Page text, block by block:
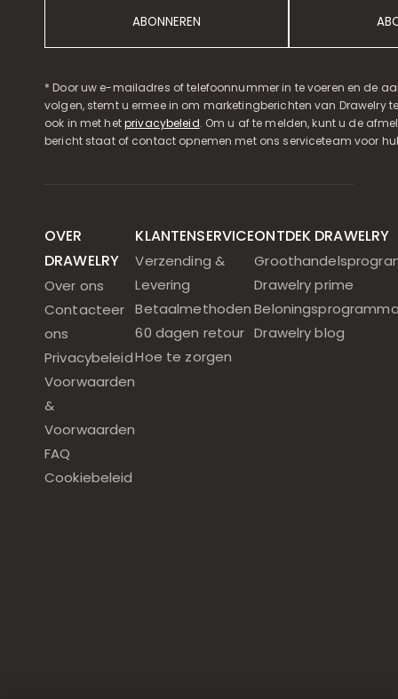
ABONNEREN
* Door uw e-mailadres of telefoonnummer in te voeren en de
volgen, stemt u ermee in om marketingberichten van Drawelry
ook in met hetprivacybeleid. Om u af te melden, kunt u de
bericht staat of contact opnemen met ons serviceteam voor
OVER
DRAWELRY
Over ons
Contacteer
ons
Privacybeleid
Voorwaarden
&
Voorwaarden
FAQ
Cookiebeleid
KLANTENSERVICE
Verzending &
Levering
Betaalmethoden
60 dagen retour
Hoe te zorgen
ONTDEK DRAWELRY
Drawelry prime
Drawelry blog